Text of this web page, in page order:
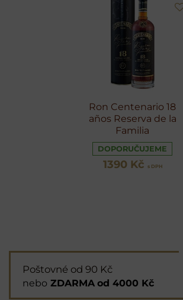
Ron Centenario 18
años Reserva de la
Familia
DOPORUČUJEME
1390 Kč s DPH
Poštovné od 90 Kč
nebo ZDARMA od 4000 Kč